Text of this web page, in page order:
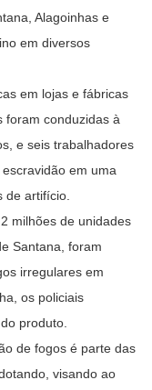
Alagoinhas e
em diversos
em lojas e fábricas
foram conduzidas à
e seis trabalhadores
em uma
de artifício.
milhões de unidades
Santana, foram
irregulares em
os policiais
produto.
de fogos é parte das
visando ao